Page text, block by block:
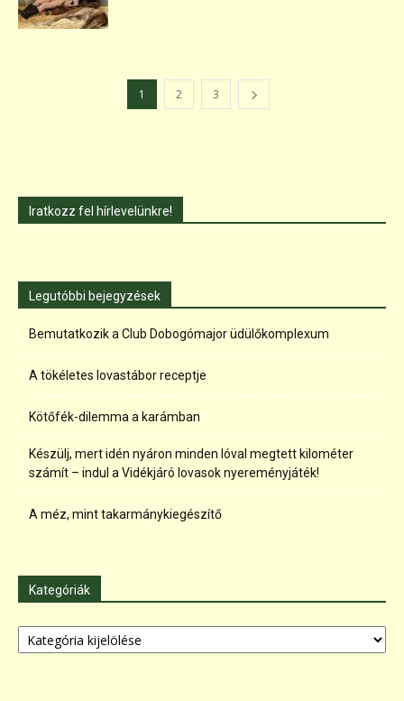
1 2 3
Iratkozz fel hírlevelünkre!
Legutóbbi bejegyzések
Bemutatkozik a Club Dobogómajor üdülőkomplexum
A tökéletes lovastábor receptje
Kötőfék-dilemma a karámban
Készülj, mert idén nyáron minden lóval megtett kilométer
számít – indul a Vidékjáró lovasok nyereményjáték!
A méz, mint takarmánykiegészítő
Kategóriák
Kategóriák